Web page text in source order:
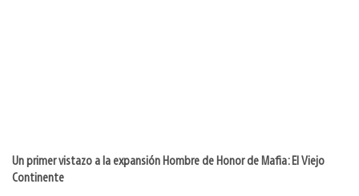
Un primer vistazo a la expansión Hombre de Honor de Mafia: El Viejo
Continente